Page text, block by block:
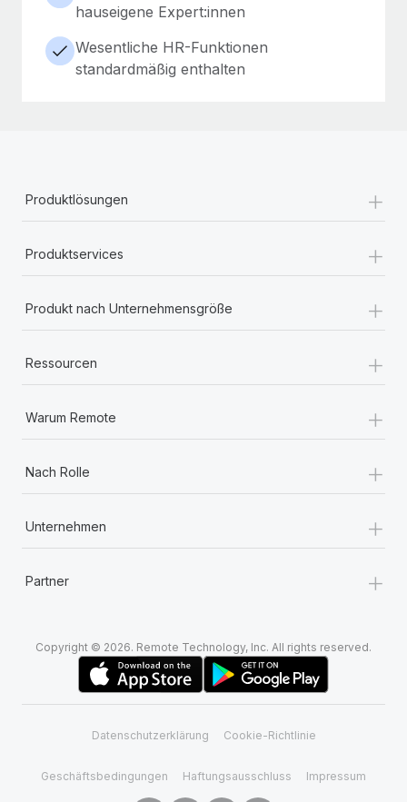
hauseigene Expert:innen
Wesentliche HR-Funktionen
standardmäßig enthalten
Produktlösungen +
Produktservices +
Produkt nach Unternehmensgröße +
Ressourcen +
Warum Remote +
Nach Rolle +
Unternehmen +
Partner +
Copyright © 2026. Remote Technology, Inc. All rights reserved.
Datenschutzerklärung Cookie-Richtlinie
Geschäftsbedingungen Haftungsausschluss Impressum